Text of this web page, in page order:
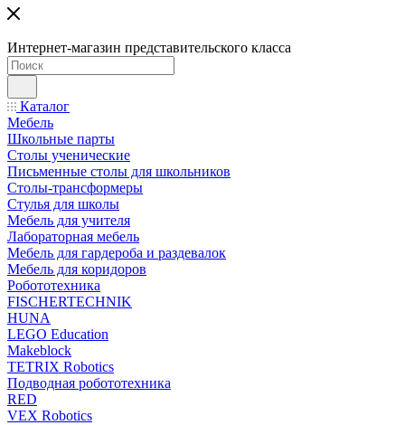
Интернет-магазин представительского класса
Каталог
Мебель
Школьные парты
Столы ученические
Письменные столы для школьников
Столы-трансформеры
Стулья для школы
Мебель для учителя
Лабораторная мебель
Мебель для гардероба и раздевалок
Мебель для коридоров
Робототехника
FISCHERTECHNIK
HUNA
LEGO Education
Makeblock
TETRIX Robotics
Подводная робототехника
RED
VEX Robotics